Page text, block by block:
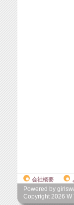
会社概要
Powered by
Copyright 2026 W